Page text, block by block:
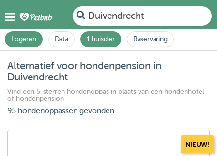
Duivendrecht
Logeren Data 1 huisdier Raservaring
Alternatief voor hondenpension in
Duivendrecht
Vind een 5-sterren hondenoppas in plaats van een hondenhotel
of hondenpension
95 hondenoppassen gevonden
NIEUW!